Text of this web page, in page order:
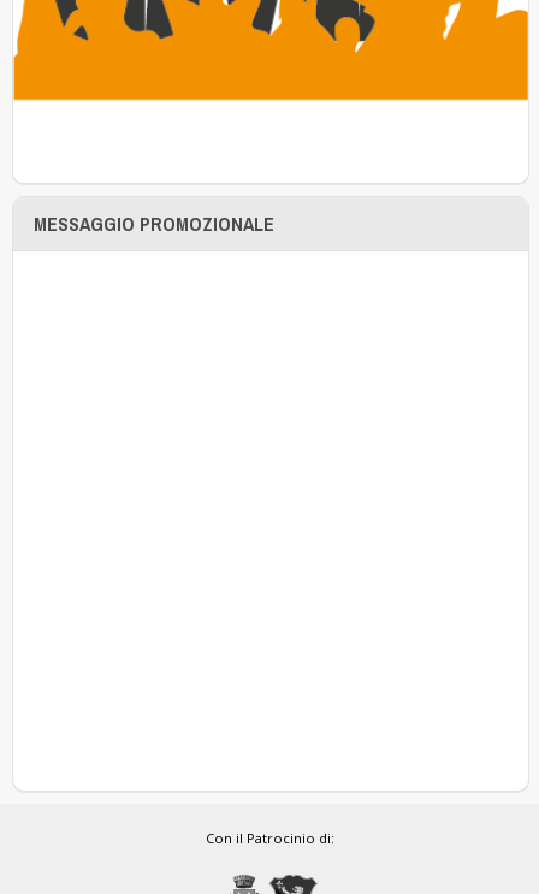
MESSAGGIO PROMOZIONALE
Con il Patrocinio di: